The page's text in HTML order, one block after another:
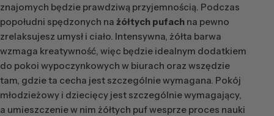
znajomych będzie prawdziwą przyjemnością. Podczas
popołudni spędzonych na żółtych pufach na pewno
zrelaksujesz umysł i ciało. Intensywna, żółta barwa
wzmaga kreatywność, więc będzie idealnym dodatkiem
do pokoi wypoczynkowych w biurach oraz wszędzie
tam, gdzie ta cecha jest szczególnie wymagana. Pokój
młodzieżowy i dziecięcy jest szczególnie wymagający,
a umieszczenie w nim żółtych puf wesprze proces nauki